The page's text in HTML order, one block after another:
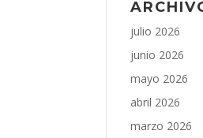
julio 2026
junio 2026
mayo 2026
abril 2026
marzo 2026